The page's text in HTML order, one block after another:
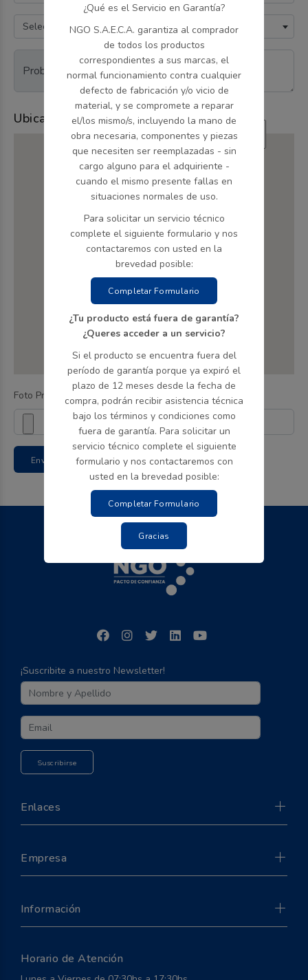
Seleccione el producto *
Problema declarado *
Ubicación en el mapa
Foto Producto
Enviar
¿Qué es el Servicio en Garantía?
NGO S.A.E.C.A. garantiza al comprador
de todos los productos
correspondientes a sus marcas, el
normal funcionamiento contra cualquier
defecto de fabricación y/o vicio de
material, y se compromete a reparar
el/los mismo/s, incluyendo la mano de
obra necesaria, componentes y piezas
que necesiten ser reemplazadas - sin
cargo alguno para el adquiriente -
cuando el mismo presente fallas en
situaciones normales de uso.
Para solicitar un servicio técnico
complete el siguiente formulario y nos
contactaremos con usted en la
brevedad posible:
Completar Formulario
¿Tu producto está fuera de garantía?
¿Queres acceder a un servicio?
Si el producto se encuentra fuera del
período de garantía porque ya expiró el
plazo de 12 meses desde la fecha de
compra, podrán recibir asistencia técnica
bajo los términos y condiciones como
fuera de garantía. Para solicitar un
servicio técnico complete el siguiente
formulario y nos contactaremos con
usted en la brevedad posible:
Completar Formulario
Gracias
¡Suscribite a nuestro Newsletter!
Suscribirse
Enlaces
Empresa
Información
Horario de Atención